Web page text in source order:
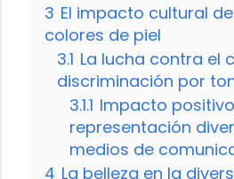
3 El impacto cultural
colores de piel
3.1 La lucha contra el
discriminación por
3.1.1 Impacto
representación
medios de
4 La belleza en la